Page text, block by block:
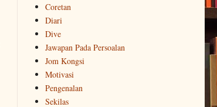
Coretan
Diari
Dive
Jawapan Pada Persoalan
Jom Kongsi
Motivasi
Pengenalan
Sekilas